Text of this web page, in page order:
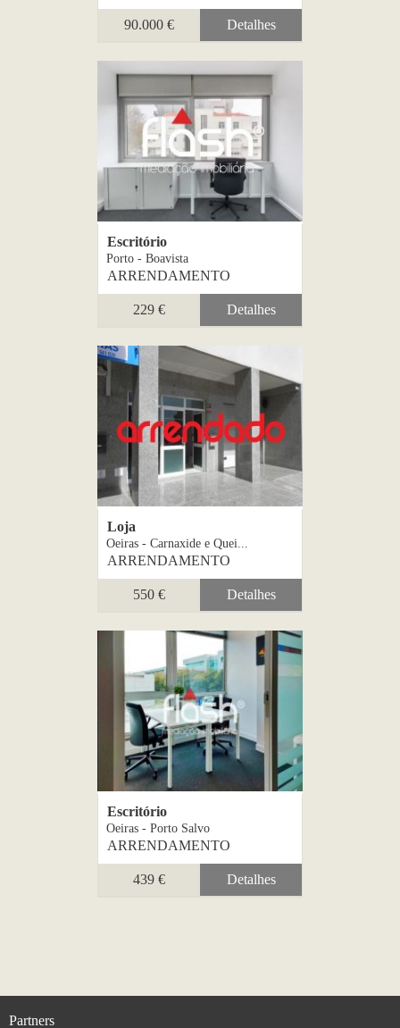
90.000 € Detalhes
Escritório
Porto - Boavista
ARRENDAMENTO
229 € Detalhes
Loja
Oeiras - Carnaxide e Quei...
ARRENDAMENTO
550 € Detalhes
Escritório
Oeiras - Porto Salvo
ARRENDAMENTO
439 € Detalhes
Partners